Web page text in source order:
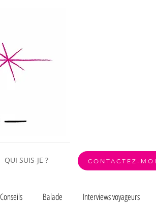
QUI SUIS-JE ? CONTACTEZ-MOI
Conseils Balade Interviews voyageurs